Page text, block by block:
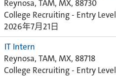
Reynosa, TAM, MX, 88730
College Recruiting - Entry Level
2026年7月21日
IT Intern
Reynosa, TAM, MX, 88718
College Recruiting - Entry Level